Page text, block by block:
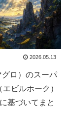
2026.05.13
グロ）のスーパ
ビルホーク）
基づいてまと